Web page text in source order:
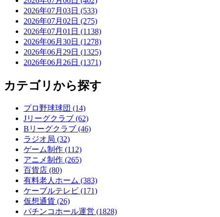
2026年07月03日 (533)
2026年07月02日 (275)
2026年07月01日 (1138)
2026年06月30日 (1278)
2026年06月29日 (1325)
2026年06月26日 (1371)
カテゴリから探す
プロ野球球団 (14)
Jリーグクラブ (62)
Bリーグクラブ (46)
ラジオ局 (32)
ゲーム制作 (112)
アニメ制作 (265)
百貨店 (80)
有料老人ホーム (383)
ケーブルテレビ (171)
仮想通貨 (26)
パチンコホール運営 (1828)